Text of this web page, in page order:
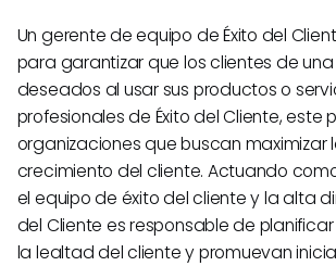
Un gerente de equipo de Éxito del
para garantizar que los clientes de
deseados al usar sus productos o
profesionales de Éxito del Cliente,
organizaciones que buscan
crecimiento del cliente. Actuando
el equipo de éxito del cliente y la alta
del Cliente es responsable de
la lealtad del cliente y promuevan